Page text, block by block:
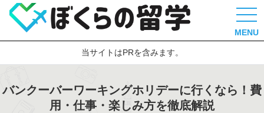
MENU
当サイトはPRを含みます。
バンクーバーワーキングホリデーに行くなら！費
用・仕事・楽しみ方を徹底解説